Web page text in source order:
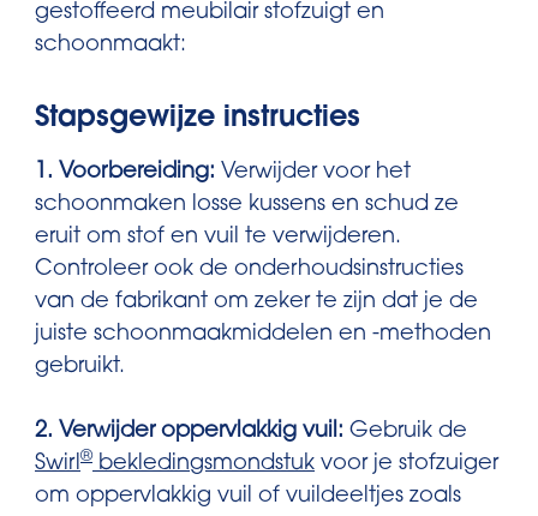
gestoffeerd meubilair stofzuigt en
schoonmaakt:
Stapsgewijze instructies
1. Voorbereiding: Verwijder voor het
schoonmaken losse kussens en schud ze
eruit om stof en vuil te verwijderen.
Controleer ook de onderhoudsinstructies
van de fabrikant om zeker te zijn dat je de
juiste schoonmaakmiddelen en -methoden
gebruikt.
2. Verwijder oppervlakkig vuil: Gebruik de
Swirl ® bekledingsmondstuk voor je stofzuiger
om oppervlakkig vuil of vuildeeltjes zoals